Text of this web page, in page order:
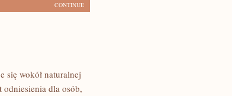
CONTINUE
się wokół naturalnej
dla osób,